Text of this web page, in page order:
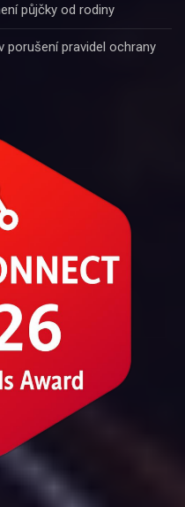
půjčky od rodiny
porušení pravidel ochrany